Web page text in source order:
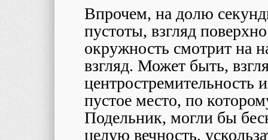
Впрочем, на долю
пустоты, взгляд
окружность смотрит на
взгляд. Может быть,
центростремительность
пустое место, по
Подельник, могли бы
целую вечность,